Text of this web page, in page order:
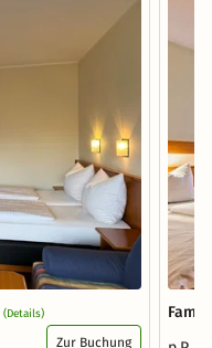
(Details)
Zur Buchung